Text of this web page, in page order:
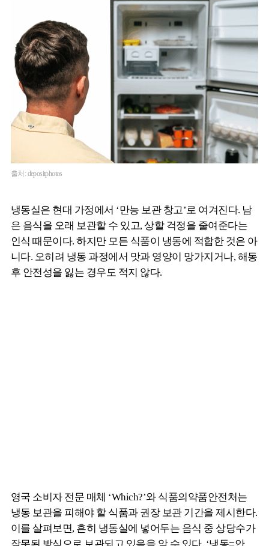
출처: depositphotos
냉동실은 현대 가정에서 ‘만능 보관 창고’로 여겨진다. 남
은 음식을 오래 보관할 수 있고, 상할 걱정을 줄여준다는
인식 때문이다. 하지만 모든 식품이 냉동에 적합한 것은 아
니다. 오히려 냉동 과정에서 맛과 영양이 망가지거나, 해동
후 안전성을 잃는 경우도 적지 않다.
영국 소비자 전문 매체 ‘Which?’와 식품의약품안전처는
냉동 보관을 피해야 할 식품과 권장 보관 기간을 제시한다.
이를 살펴보면, 흔히 냉동실에 넣어두는 음식 중 상당수가